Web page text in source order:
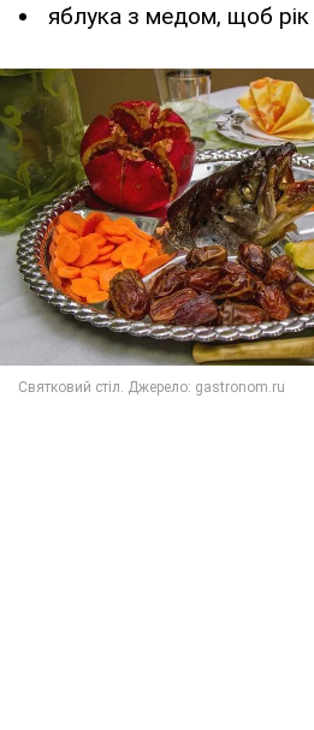
яблука з медом, щоб